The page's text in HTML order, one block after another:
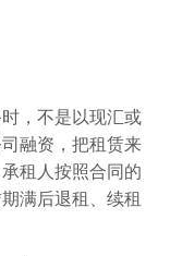
，不是以现汇或
融资，把租赁来
租人按照合同的
满后退租、续租